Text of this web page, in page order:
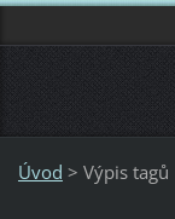
Úvod > Výpis tagů